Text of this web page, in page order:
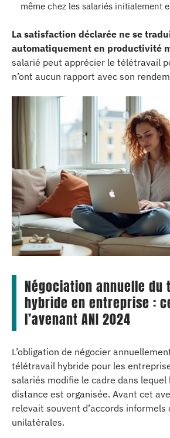
même chez les salariés initialement
La satisfaction déclarée ne se
automatiquement en productivité
salarié peut apprécier le télétravail
n’ont aucun rapport avec son
Négociation annuelle
hybride en entreprise :
l’avenant ANI 2024
L’obligation de négocier
télétravail hybride pour les
salariés modifie le cadre dans
distance est organisée. Avant cet
relevait souvent d’accords informels
unilatérales.